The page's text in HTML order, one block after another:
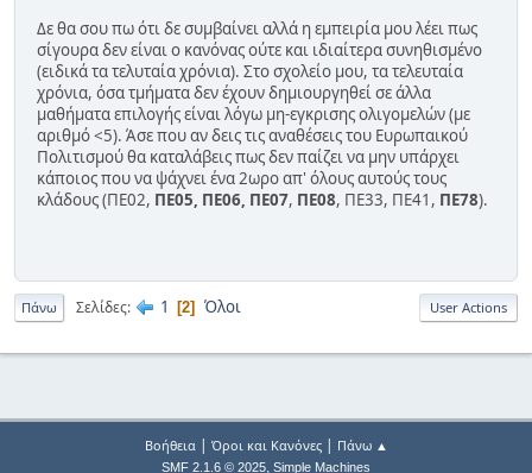
Δε θα σου πω ότι δε συμβαίνει αλλά η εμπειρία μου λέει πως
σίγουρα δεν είναι ο κανόνας ούτε και ιδιαίτερα συνηθισμένο
(ειδικά τα τελυταία χρόνια). Στο σχολείο μου, τα τελευταία
χρόνια, όσα τμήματα δεν έχουν δημιουργηθεί σε άλλα
μαθήματα επιλογής είναι λόγω μη-εγκρισης ολιγομελών (με
αριθμό <5). Άσε που αν δεις τις αναθέσεις του Ευρωπαικού
Πολιτισμού θα καταλάβεις πως δεν παίζει να μην υπάρχει
κάποιος που να ψάχνει ένα 2ωρο απ' όλους αυτούς τους
κλάδους (ΠΕ02, ΠΕ05, ΠΕ06, ΠΕ07, ΠΕ08, ΠΕ33, ΠΕ41, ΠΕ78).
Πάνω Σελίδες 1 2 Όλοι User Actions
Βοήθεια| Όροι και Κανόνες| Πάνω ▲
SMF 2.1.6 © 2025 Simple Machines